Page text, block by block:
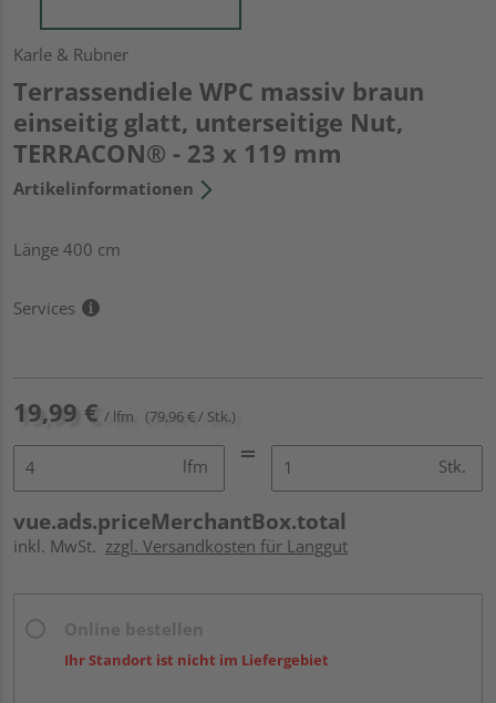
Karle & Rubner
Terrassendiele WPC massiv braun
einseitig glatt, unterseitige Nut,
TERRACON® - 23 x 119 mm
Artikelinformationen
Länge 400 cm
Services
19,99 € / lfm (79,96 € / Stk.)
lfm Stk.
vue.ads.priceMerchantBox.total
inkl. MwSt. zzgl. Versandkosten für Langgut
Ihr Standort ist nicht im Liefergebiet